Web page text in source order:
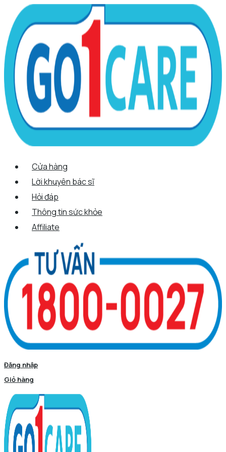
nội
dung
Menu
Cửa hàng
Lời khuyên bác sĩ
Hỏi đáp
Thông tin sức khỏe
Affiliate
Đăng nhập
Giỏ hàng
Tên*
Email*
Trang
web
Scroll
Up